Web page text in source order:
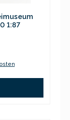
1:87